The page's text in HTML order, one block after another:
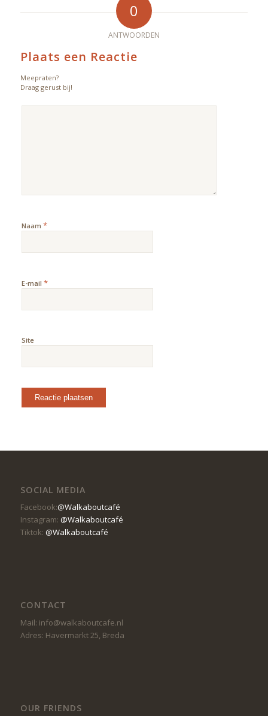
0
ANTWOORDEN
Plaats een Reactie
Meepraten?
Draag gerust bij!
Naam *
E-mail *
Site
SOCIAL MEDIA
Facebook:@Walkaboutcafé
Instagram: @Walkaboutcafé
Tiktok: @Walkaboutcafé
CONTACT
Mail: info@walkaboutcafe.nl
Adres: Havermarkt 25, Breda
OUR FRIENDS